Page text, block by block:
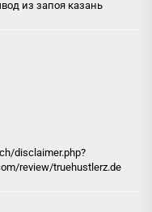
из запоя казань
/disclaimer.php?
review/truehustlerz.de